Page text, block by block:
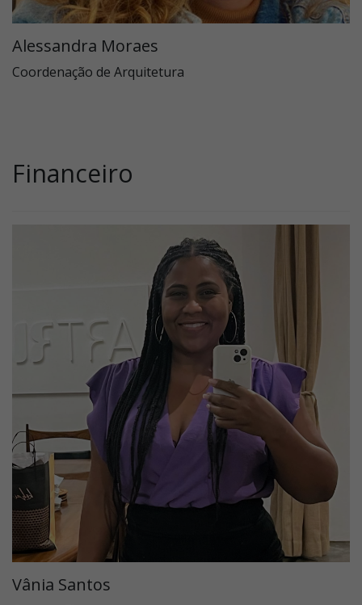
Alessandra Moraes
Coordenação de Arquitetura
Financeiro
Vânia Santos